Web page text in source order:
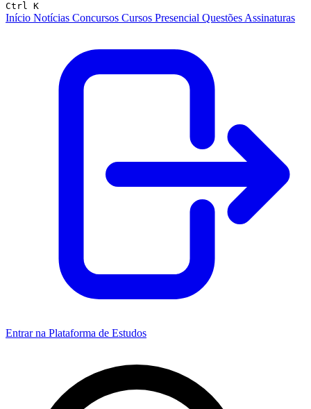
Ctrl K
Início Notícias Concursos Cursos Presencial Questões Assinaturas
Entrar na Plataforma de Estudos